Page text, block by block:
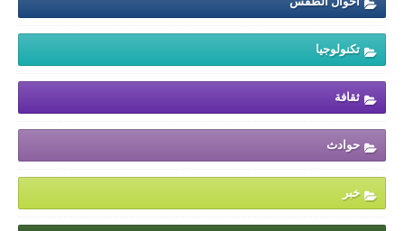
تكنولوجيا
ثقافة
حوادث
خبر